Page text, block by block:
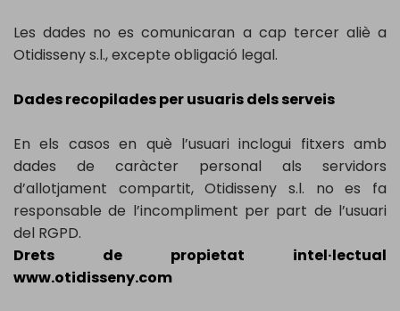
Les dades no es comunicaran a cap tercer aliè a
Otidisseny s.l., excepte obligació legal.
Dades recopilades per usuaris dels serveis
En els casos en què l’usuari inclogui fitxers amb
dades de caràcter personal als servidors
d’allotjament compartit, Otidisseny s.l. no es fa
responsable de l’incompliment per part de l’usuari
del RGPD.
Drets de propietat intel·lectual
www.otidisseny.com